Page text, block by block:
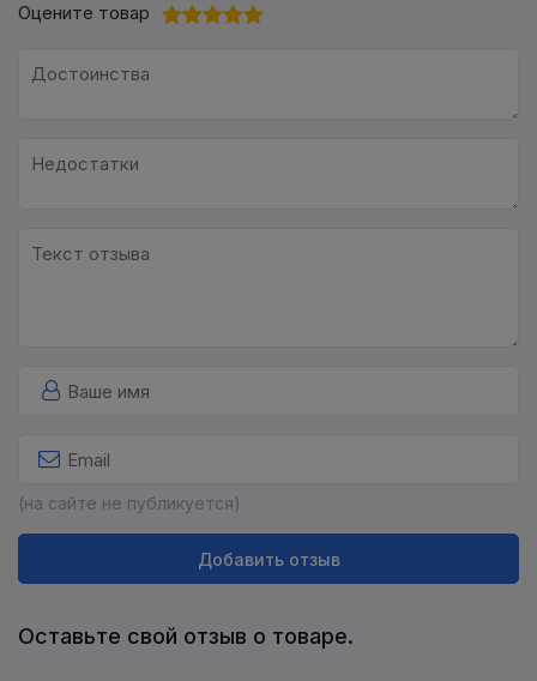
Оцените товар
(на сайте не публикуется)
Добавить отзыв
Оставьте свой отзыв о товаре.